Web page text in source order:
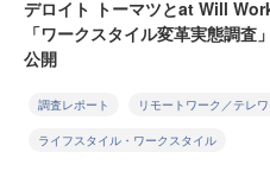
デロイト トーマツとat Will
「ワークスタイル変革実態調査
公開
調査レポート リモートワーク／テレワ
ライフスタイル・ワークスタイル